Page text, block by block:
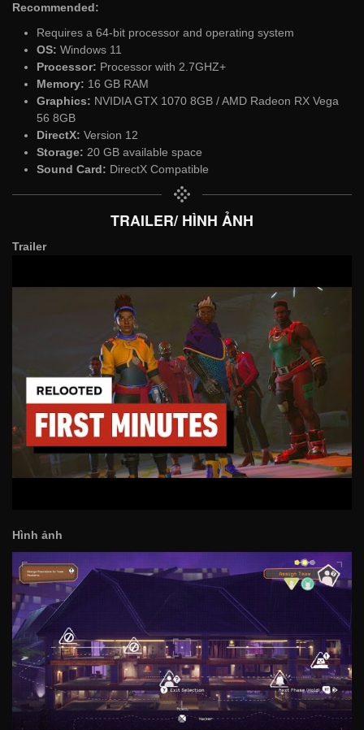
Recommended:
Requires a 64-bit processor and operating system
OS: Windows 11
Processor: Processor with 2.7GHZ+
Memory: 16 GB RAM
Graphics: NVIDIA GTX 1070 8GB / AMD Radeon RX Vega
56 8GB
DirectX: Version 12
Storage: 20 GB available space
Sound Card: DirectX Compatible
TRAILER/ HÌNH ẢNH
Trailer
Hình ảnh